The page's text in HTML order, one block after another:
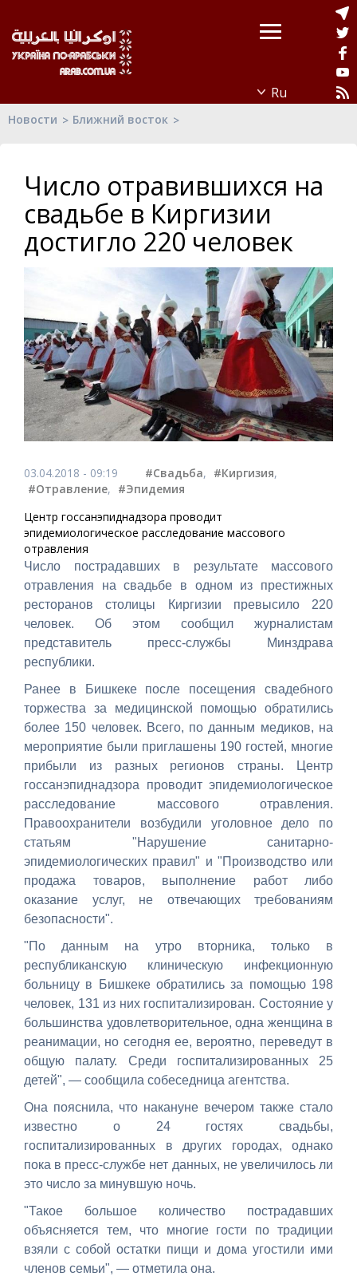
Новости Ближний восток
Число отравившихся на
свадьбе в Киргизии
достигло 220 человек
03.04.2018 - 09:19 #Свадьба, #Киргизия,
#Отравление, #Эпидемия
Центр госсанэпиднадзора проводит
эпидемиологическое расследование массового
отравления
Число пострадавших в результате массового
отравления на свадьбе в одном из престижных
ресторанов столицы Киргизии превысило 220
человек. Об этом сообщил журналистам
представитель пресс-службы Минздрава
республики.
Ранее в Бишкеке после посещения свадебного
торжества за медицинской помощью обратились
более 150 человек. Всего, по данным медиков, на
мероприятие были приглашены 190 гостей, многие
прибыли из разных регионов страны. Центр
госсанэпиднадзора проводит эпидемиологическое
расследование массового отравления.
Правоохранители возбудили уголовное дело по
статьям "Нарушение санитарно-
эпидемиологических правил" и "Производство или
продажа товаров, выполнение работ либо
оказание услуг, не отвечающих требованиям
безопасности".
"По данным на утро вторника, только в
республиканскую клиническую инфекционную
больницу в Бишкеке обратились за помощью 198
человек, 131 из них госпитализирован. Состояние у
большинства удовлетворительное, одна женщина в
реанимации, но сегодня ее, вероятно, переведут в
общую палату. Среди госпитализированных 25
детей", — сообщила собеседница агентства.
Она пояснила, что накануне вечером также стало
известно о 24 гостях свадьбы,
госпитализированных в других городах, однако
пока в пресс-службе нет данных, не увеличилось ли
это число за минувшую ночь.
"Такое большое количество пострадавших
объясняется тем, что многие гости по традиции
взяли с собой остатки пищи и дома угостили ими
членов семьи", — отметила она.